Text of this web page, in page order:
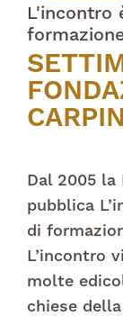
L'incontro
Dal 2005 la
pubblica
di
L’incontro
molte
chiese